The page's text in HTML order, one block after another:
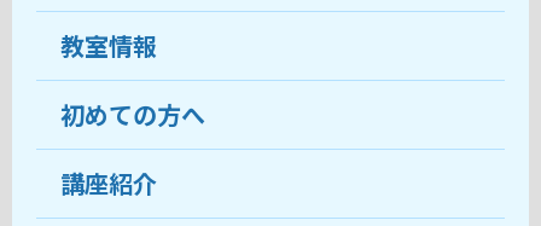
教室情報
教室について
受講生の声
初めての方へ
ココがおすすめ
講座紹介